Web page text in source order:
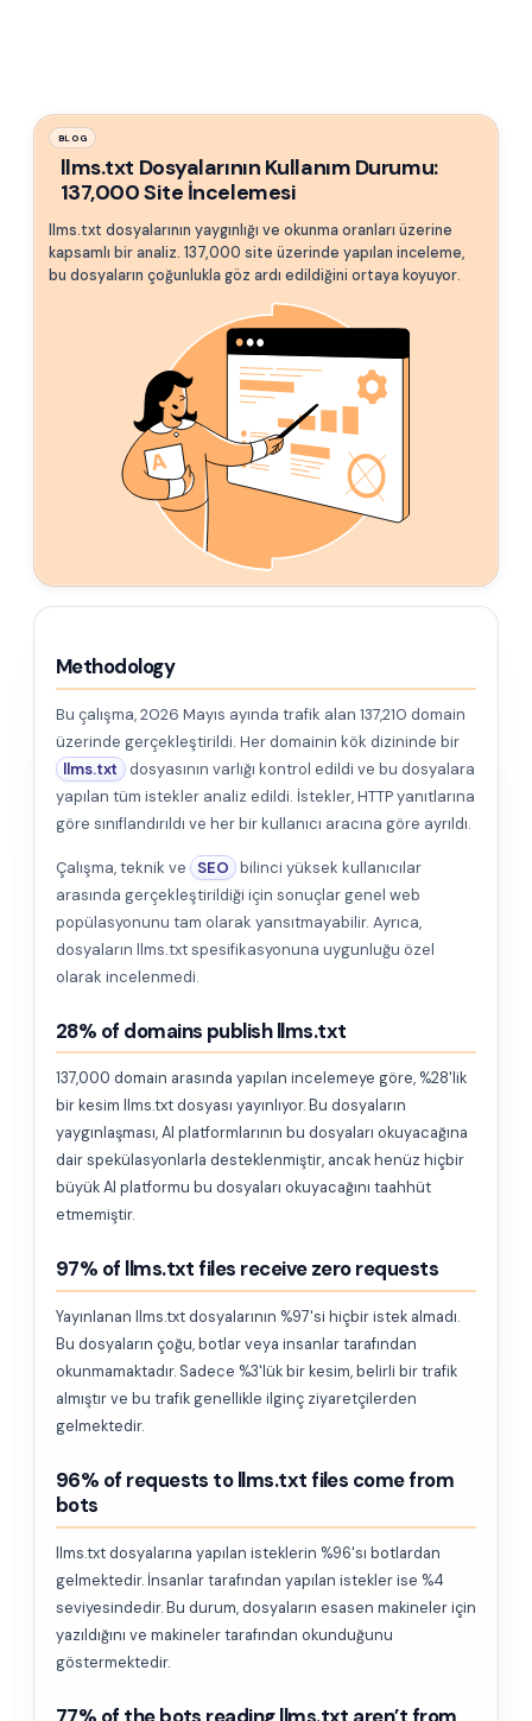
BLOG
llms.txt Dosyalarının Kullanım Durumu:
137,000 Site İncelemesi
llms.txt dosyalarının yaygınlığı ve okunma oranları üzerine
kapsamlı bir analiz. 137,000 site üzerinde yapılan inceleme,
bu dosyaların çoğunlukla göz ardı edildiğini ortaya koyuyor.
Methodology
Bu çalışma, 2026 Mayıs ayında trafik alan 137,210 domain
üzerinde gerçekleştirildi. Her domainin kök dizininde bir
llms.txt dosyasının varlığı kontrol edildi ve bu dosyalara
yapılan tüm istekler analiz edildi. İstekler, HTTP yanıtlarına
göre sınıflandırıldı ve her bir kullanıcı aracına göre ayrıldı.
Çalışma, teknik ve SEO bilinci yüksek kullanıcılar
arasında gerçekleştirildiği için sonuçlar genel web
popülasyonunu tam olarak yansıtmayabilir. Ayrıca,
dosyaların llms.txt spesifikasyonuna uygunluğu özel
olarak incelenmedi.
28% of domains publish llms.txt
137,000 domain arasında yapılan incelemeye göre, %28'lik
bir kesim llms.txt dosyası yayınlıyor. Bu dosyaların
yaygınlaşması, AI platformlarının bu dosyaları okuyacağına
dair spekülasyonlarla desteklenmiştir, ancak henüz hiçbir
büyük AI platformu bu dosyaları okuyacağını taahhüt
etmemiştir.
97% of llms.txt files receive zero requests
Yayınlanan llms.txt dosyalarının %97'si hiçbir istek almadı.
Bu dosyaların çoğu, botlar veya insanlar tarafından
okunmamaktadır. Sadece %3'lük bir kesim, belirli bir trafik
almıştır ve bu trafik genellikle ilginç ziyaretçilerden
gelmektedir.
96% of requests to llms.txt files come from
bots
llms.txt dosyalarına yapılan isteklerin %96'sı botlardan
gelmektedir. İnsanlar tarafından yapılan istekler ise %4
seviyesindedir. Bu durum, dosyaların esasen makineler için
yazıldığını ve makineler tarafından okunduğunu
göstermektedir.